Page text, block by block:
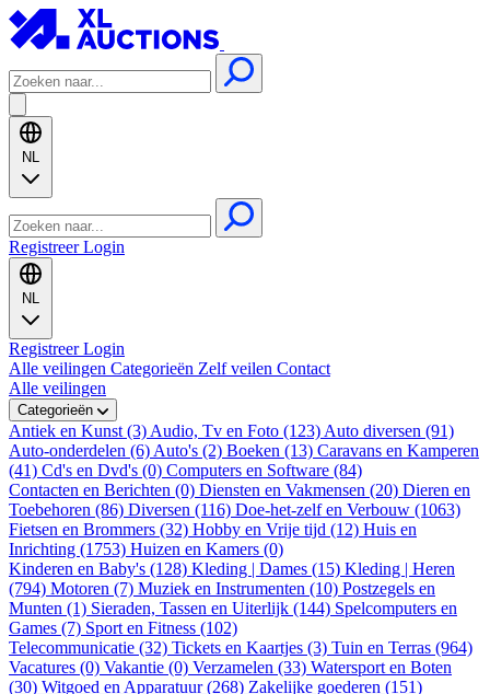
NL
RegistreerLogin
NL
RegistreerLogin
Alle veilingen Categorieën Zelf veilen Contact
Alle veilingen
Categorieën
Antiek en Kunst (3) Audio, Tv en Foto (123) Auto diversen (91)
Auto-onderdelen (6) Auto's (2) Boeken (13) Caravans en Kamperen
(41) Cd's en Dvd's (0) Computers en Software (84)
Contacten en Berichten (0) Diensten en Vakmensen (20) Dieren en
Toebehoren (86) Diversen (116) Doe-het-zelf en Verbouw (1063)
Fietsen en Brommers (32) Hobby en Vrije tijd (12) Huis en
Inrichting (1753) Huizen en Kamers (0)
Kinderen en Baby's (128) Kleding | Dames (15) Kleding | Heren
(794) Motoren (7) Muziek en Instrumenten (10) Postzegels en
Munten (1) Sieraden, Tassen en Uiterlijk (144) Spelcomputers en
Games (7) Sport en Fitness (102)
Telecommunicatie (32) Tickets en Kaartjes (3) Tuin en Terras (964)
Vacatures (0) Vakantie (0) Verzamelen (33) Watersport en Boten
(30) Witgoed en Apparatuur (268) Zakelijke goederen (151)